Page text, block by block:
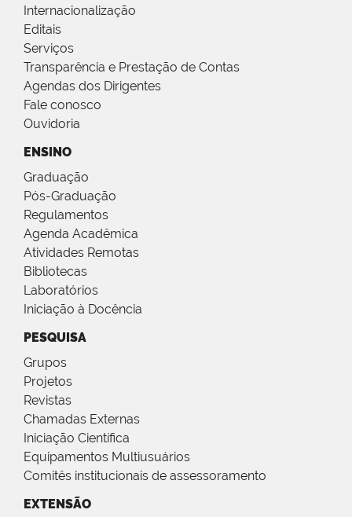
Internacionalização
Editais
Serviços
Transparência e Prestação de Contas
Agendas dos Dirigentes
Fale conosco
Ouvidoria
ENSINO
Graduação
Pós-Graduação
Regulamentos
Agenda Acadêmica
Atividades Remotas
Bibliotecas
Laboratórios
Iniciação à Docência
PESQUISA
Grupos
Projetos
Revistas
Chamadas Externas
Iniciação Científica
Equipamentos Multiusuários
Comitês institucionais de assessoramento
EXTENSÃO